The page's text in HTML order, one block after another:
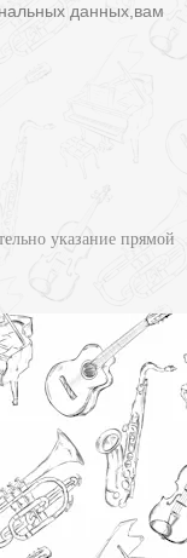
данных,вам
указание прямой